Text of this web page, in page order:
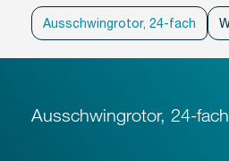
Ausschwingrotor, 24-fach
Ausschwingrotor, 24-fach